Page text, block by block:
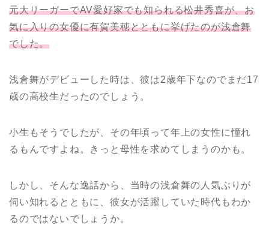
元大リーガーでAV愛好家でも知られる松井秀喜が、お
気に入りの女優に有賀美穂とともに挙げたのが浅倉舞
でした。
浅倉舞がデビューした時は、彼は2歳年下なのでまだ17
歳の高校生だったのでしょう。
小生もそうでしたが、その年頃って年上の女性に憧れ
るもんですよね。きっと母性を求めてしまうのかも。
しかし、そんな逸話から、当時の浅倉舞の人気ぶりが
伺い知れるとともに、彼女が活躍していた時代もわか
るのではないでしょうか。